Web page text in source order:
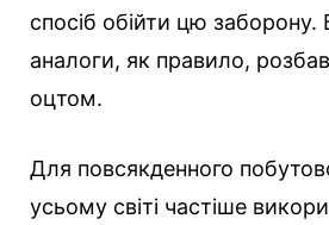
спосіб обійти цю заборону.
аналоги, як правило,
оцтом.
Для повсякденного
усьому світі частіше